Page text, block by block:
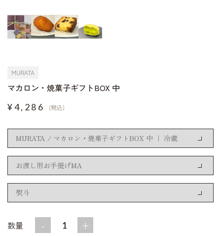
MURATA
マカロン・焼菓子ギフトBOX 中
¥4,286 (税込)
数量 - +